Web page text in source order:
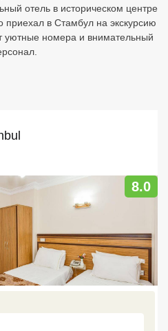
отель в историческом центре
приехал в Стамбул на экскурсию
уютные номера и внимательный
8.0